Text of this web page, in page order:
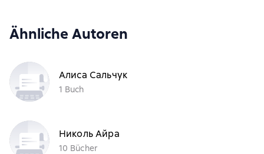
Ähnliche Autoren
Алиса Сальчук
1 Buch
Николь Айра
10 Bücher